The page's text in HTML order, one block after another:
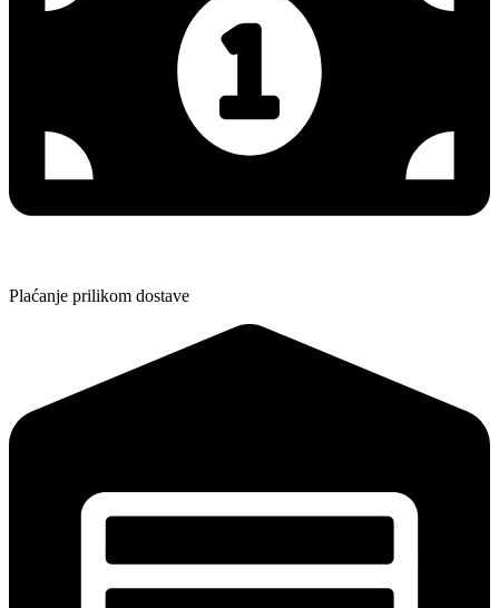
Plaćanje prilikom dostave